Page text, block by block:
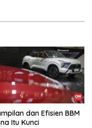
dan Efisien BBM
Itu Kunci